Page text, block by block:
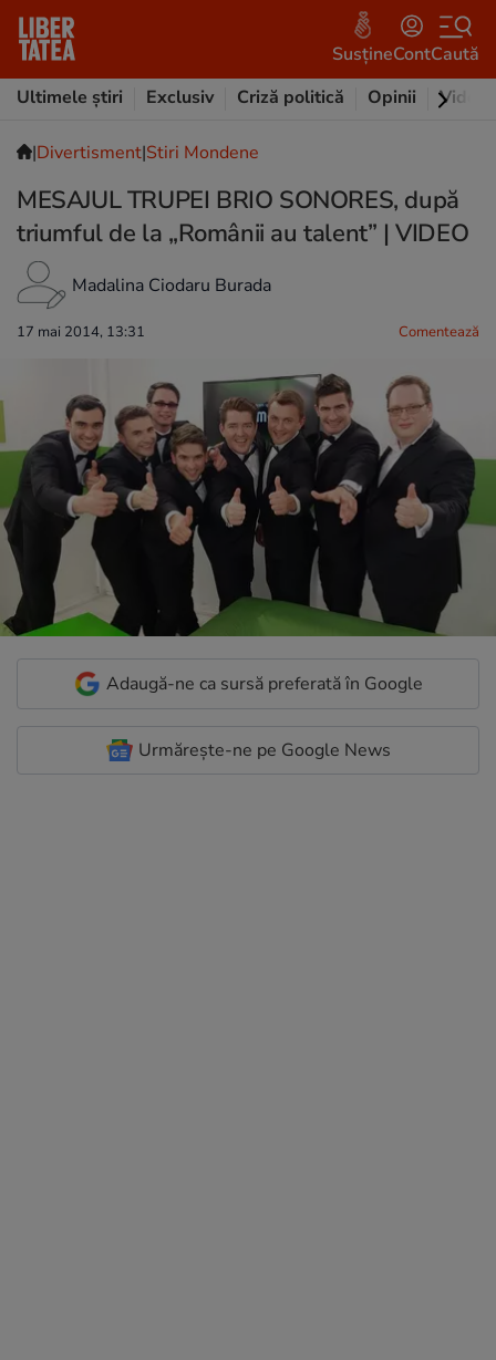
SusțineContCaută
Ultimele știri
Exclusiv Criză politică Opinii Video
|Divertisment|Stiri Mondene
MESAJUL TRUPEI BRIO SONORES, după
triumful de la „Românii au talent” | VIDEO
Madalina Ciodaru Burada
17 mai 2014, 13:31 Comentează
Adaugă-ne ca sursă preferată în Google
Urmărește-ne pe Google News